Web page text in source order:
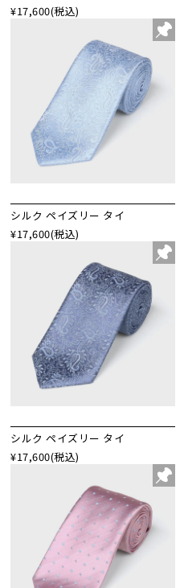
¥17,600(税込)
シルク ペイズリー タイ
¥17,600(税込)
シルク ペイズリー タイ
¥17,600(税込)